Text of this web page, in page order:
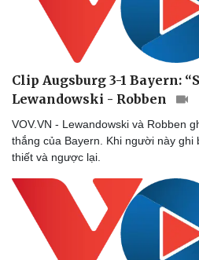
Lịch thi đấu bóng đá
Thế giới thể thao
Clip Augsburg 3-1 Bayern:
Lewandowski - Robben
VOV.VN - Lewandowski và Robben
thắng của Bayern. Khi người này ghi
thiết và ngược lại.